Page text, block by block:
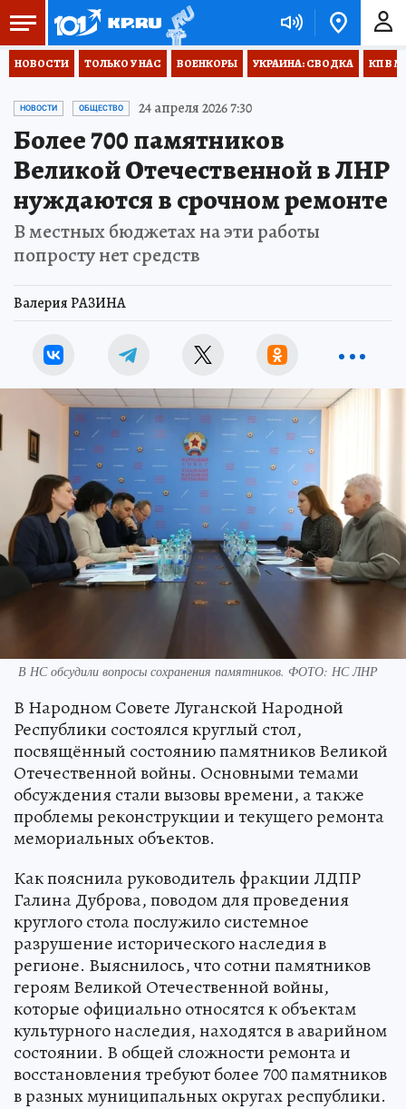
НОВОСТИ ТОЛЬКО У НАС ВОЕНКОРЫ УКРАИНА: СВОДКА КП В
НОВОСТИ ОБЩЕСТВО 24 апреля 2026 7:30
Более 700 памятников
Великой Отечественной в ЛНР
нуждаются в срочном ремонте
В местных бюджетах на эти работы
попросту нет средств
Валерия РАЗИНА
В НС обсудили вопросы сохранения памятников. ФОТО: НС ЛНР
В Народном Совете Луганской Народной
Республики состоялся круглый стол,
посвящённый состоянию памятников Великой
Отечественной войны. Основными темами
обсуждения стали вызовы времени, а также
проблемы реконструкции и текущего ремонта
мемориальных объектов.
Как пояснила руководитель фракции ЛДПР
Галина Дуброва, поводом для проведения
круглого стола послужило системное
разрушение исторического наследия в
регионе. Выяснилось, что сотни памятников
героям Великой Отечественной войны,
которые официально относятся к объектам
культурного наследия, находятся в аварийном
состоянии. В общей сложности ремонта и
восстановления требуют более 700 памятников
в разных муниципальных округах республики.